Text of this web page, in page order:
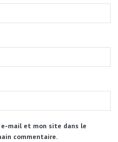
e-mail et mon site dans le
commentaire.